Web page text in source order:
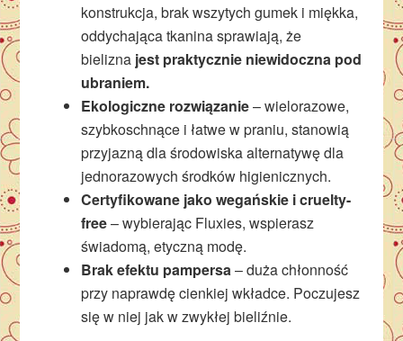
konstrukcja, brak wszytych gumek i miękka,
oddychająca tkanina sprawiają, że
bielizna jest praktycznie niewidoczna pod
ubraniem.
Ekologiczne rozwiązanie– wielorazowe,
szybkoschnące i łatwe w praniu, stanowią
przyjazną dla środowiska alternatywę dla
jednorazowych środków higienicznych.
Certyfikowane jako wegańskie i cruelty-
free– wybierając Fluxies, wspierasz
świadomą, etyczną modę.
Brak efektu pampersa – duża chłonność
przy naprawdę cienkiej wkładce. Poczujesz
się w niej jak w zwykłej bieliźnie.